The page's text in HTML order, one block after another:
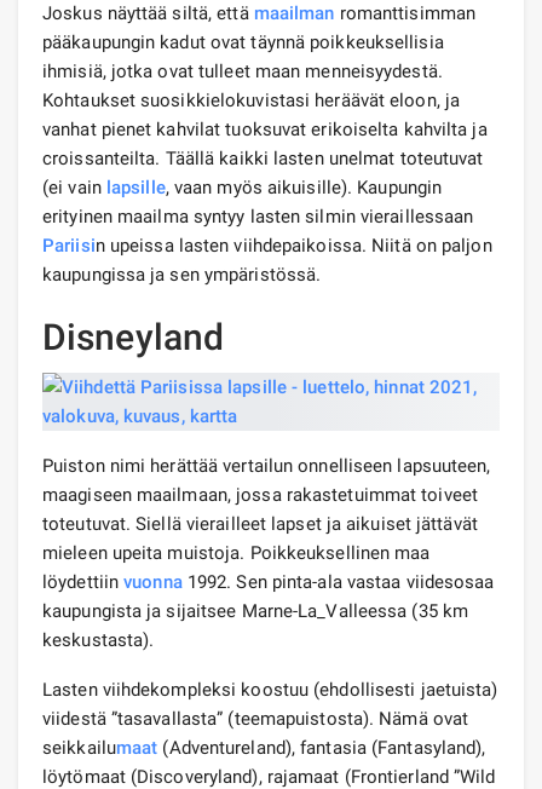
Joskus näyttää siltä, ​​että maailman romanttisimman
pääkaupungin kadut ovat täynnä poikkeuksellisia
ihmisiä, jotka ovat tulleet maan menneisyydestä.
Kohtaukset suosikkielokuvistasi heräävät eloon, ja
vanhat pienet kahvilat tuoksuvat erikoiselta kahvilta ja
croissanteilta. Täällä kaikki lasten unelmat toteutuvat
(ei vain lapsille, vaan myös aikuisille). Kaupungin
erityinen maailma syntyy lasten silmin vieraillessaan
Pariisin upeissa lasten viihdepaikoissa. Niitä on paljon
kaupungissa ja sen ympäristössä.
Disneyland
Puiston nimi herättää vertailun onnelliseen lapsuuteen,
maagiseen maailmaan, jossa rakastetuimmat toiveet
toteutuvat. Siellä vierailleet lapset ja aikuiset jättävät
mieleen upeita muistoja. Poikkeuksellinen maa
löydettiinvuonna1992. Sen pinta-ala vastaa viidesosaa
kaupungista ja sijaitsee Marne-La_Valleessa (35 km
keskustasta).
Lasten viihdekompleksi koostuu (ehdollisesti jaetuista)
viidestä ”tasavallasta” (teemapuistosta). Nämä ovat
seikkailumaat (Adventureland), fantasia (Fantasyland),
löytömaat (Discoveryland), rajamaat (Frontierland ”Wild